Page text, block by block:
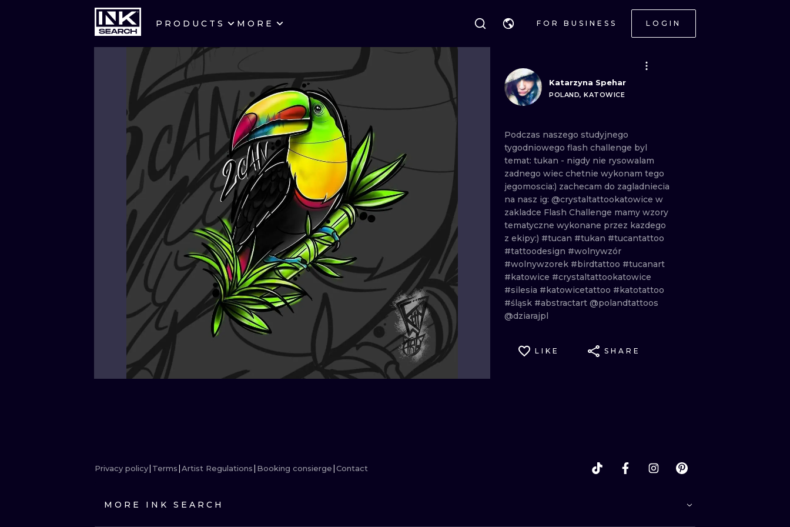
PRODUCTS MORE FOR BUSINESS LOGIN
CITIES
CRACOW WROCLAW
BERLIN LONDON
HEIDELBERG EDINBURGH
MANCHESTER AMSTERDAM
PRAGUE VIENNA
ATHENS BUDAPEST
STYLES
NEW SCHOOL HANDPOKE
SURREALISM BLACKWORK
BIOMECHANICAL TRADITIONAL
TRIBAL IGNORANT
JAPANESE LINEWORK
DOTWORK
ILUSTRATION NEO TRADITIONAL
MINIMALISM WOODCUT
Katarzyna Spehar
POLAND, KATOWICE
Podczas naszego studyjnego
tygodniowego flash challenge byl
temat: tukan - nigdy nie rysowalam
zadnego wiec chetnie wykonam tego
jegomoscia:) zachecam do zagladniecia
na nasz ig: @crystaltattookatowice w
zakladce Flash Challenge mamy wzory
tematyczne wykonane przez kazdego
z ekipy:) #tucan #tukan #tucantattoo
#tattoodesign #wolnywzór
#wolnywzorek #birdtattoo #tucanart
#katowice #crystaltattookatowice
#silesia #katowicetattoo #katotattoo
#śląsk #abstractart @polandtattoos
@dziarajpl
LIKE SHARE
Privacy policy Terms Artist Regulations Booking consierge Contact
MORE INK SEARCH